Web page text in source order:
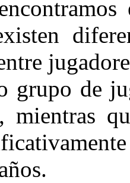
grupo de
mientras